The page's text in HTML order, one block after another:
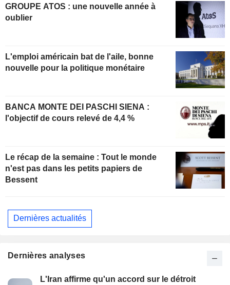
GROUPE ATOS : une nouvelle année à
oublier
L'emploi américain bat de l'aile, bonne
nouvelle pour la politique monétaire
BANCA MONTE DEI PASCHI SIENA :
l'objectif de cours relevé de 4,4 %
Le récap de la semaine : Tout le monde
n'est pas dans les petits papiers de
Bessent
Dernières actualités
Dernières analyses
L'Iran affirme qu'un accord sur le détroit